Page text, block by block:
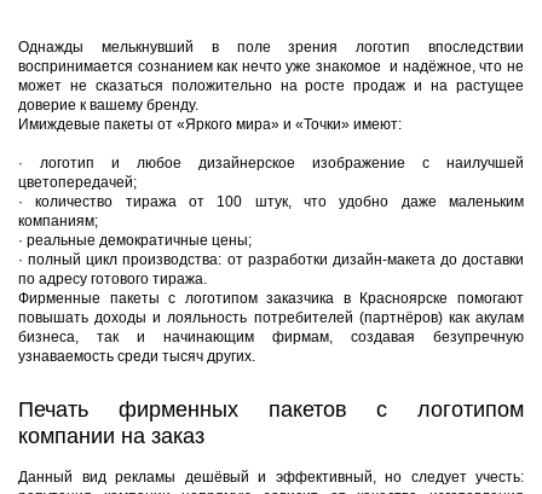
Однажды мелькнувший в поле зрения логотип впоследствии
воспринимается сознанием как нечто уже знакомое и надёжное, что не
может не сказаться положительно на росте продаж и на растущее
доверие к вашему бренду.
Имиждевые пакеты от «Яркого мира» и «Точки» имеют:
·
логотип и любое дизайнерское изображение с наилучшей
цветопередачей;
·
количество тиража от 100 штук, что удобно даже маленьким
компаниям;
· реальные демократичные цены;
· полный цикл производства: от разработки дизайн-макета до доставки
по адресу готового тиража.
Фирменные пакеты с логотипом заказчика в Красноярске помогают
повышать доходы и лояльность потребителей (партнёров) как акулам
бизнеса, так и начинающим фирмам, создавая безупречную
узнаваемость среди тысяч других.
Печать фирменных пакетов с логотипом
компании на заказ
Данный вид рекламы дешёвый и эффективный, но следует учесть: